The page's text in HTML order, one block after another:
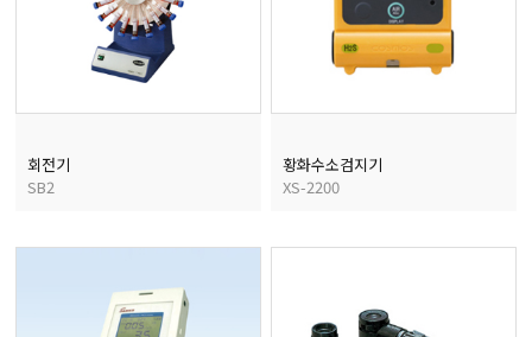
균질기/원심분리기/초
이화학기기/교반기
열화상카메라
회전기
SB2
황화수소검지기
XS-2200